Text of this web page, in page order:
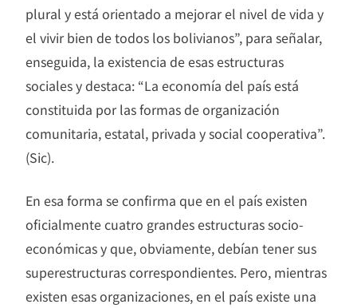
plural y está orientado a mejorar el nivel de vida y
el vivir bien de todos los bolivianos”, para señalar,
enseguida, la existencia de esas estructuras
sociales y destaca: “La economía del país está
constituida por las formas de organización
comunitaria, estatal, privada y social cooperativa”.
(Sic).
En esa forma se confirma que en el país existen
oficialmente cuatro grandes estructuras socio-
económicas y que, obviamente, debían tener sus
superestructuras correspondientes. Pero, mientras
existen esas organizaciones, en el país existe una